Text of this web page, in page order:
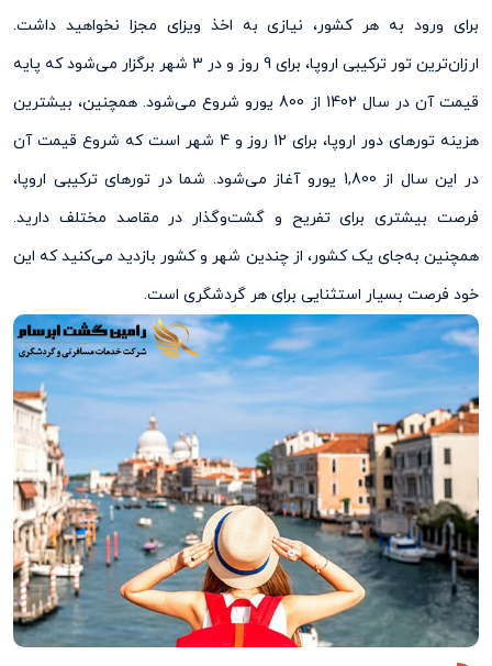
برای ورود به هر کشور، نیازی به اخذ ویزای مجزا نخواهید داشت.
ارزان‌‌ترین تور ترکیبی اروپا، برای 9 روز و در 3 شهر برگزار می‌‌شود که پایه
قیمت آن در سال 1402 از 800 یورو شروع می‌شود. همچنین، بیشترین
هزینه تورهای دور اروپا، برای 12 روز و 4 شهر است که شروع قیمت آن
در این سال از 1,800 یورو آغاز می‌شود. شما در تورهای ترکیبی اروپا،
فرصت بیشتری برای تفریح و گشت‌وگذار در مقاصد مختلف دارید.
همچنین به‌جای یک کشور، از چندین شهر و کشور بازدید می‌کنید که این
خود فرصت بسیار استثنایی برای هر گردشگری است.